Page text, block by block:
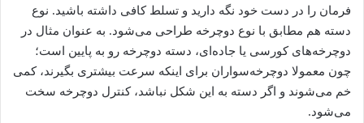
فرمان را در دست خود نگه دارید و تسلط کافی داشته باشید. نوع
دسته هم مطابق با نوع دوچرخه طراحی می‌شود. به عنوان مثال در
دوچرخه‌های کورسی یا جاده‌ای، دسته دوچرخه رو به پایین است؛
چون معمولا دوچرخه‌سواران برای اینکه سرعت بیشتری بگیرند، کمی
خم می‌شوند و اگر دسته به این شکل نباشد، کنترل دوچرخه سخت
می‌شود.